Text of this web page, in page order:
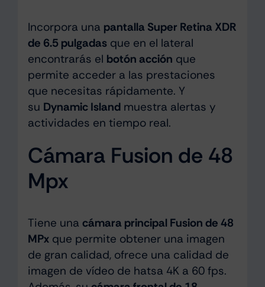
Incorpora una pantalla Super Retina XDR
de 6.5 pulgadasque en el lateral
encontrarás el botón acción que
permite acceder a las prestaciones
que necesitas rápidamente. Y
su Dynamic Island muestra alertas y
actividades en tiempo real.
Cámara Fusion de 48
Mpx
Tiene una cámara principal Fusion de 48
MPxque permite obtener una imagen
de gran calidad, ofrece una calidad de
imagen de vídeo de hatsa 4K a 60 fps.